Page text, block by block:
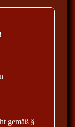
gemäß §